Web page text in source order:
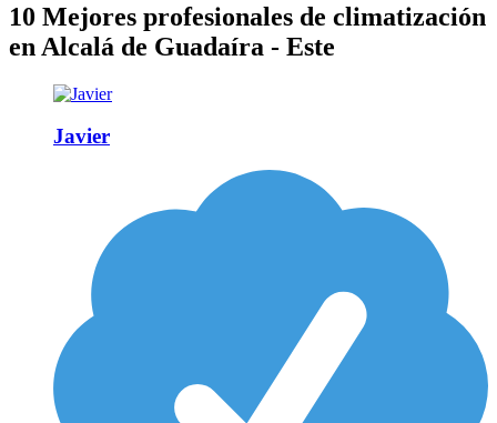
10 Mejores profesionales de climatización
en Alcalá de Guadaíra - Este
Javier